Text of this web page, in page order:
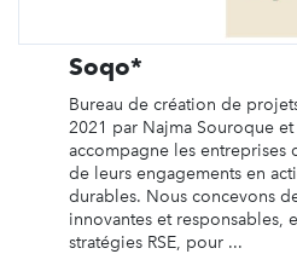
Soqo*
Bureau de création de
2021 par Najma Souroque
accompagne les entreprises
de leurs engagements en
durables. Nous concevons
innovantes et responsables,
stratégies RSE, pour ...